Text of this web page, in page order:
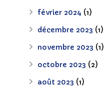
février 2024 (1)
décembre 2023 (1)
novembre 2023 (1)
octobre 2023 (2)
août 2023 (1)